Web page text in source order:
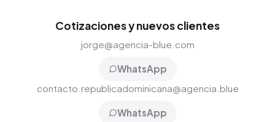
Cotizaciones y nuevos clientes
jorge@agencia-blue.com
WhatsApp
contacto.republicadominicana@agencia.blue
WhatsApp